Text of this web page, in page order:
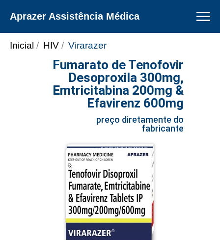
Aprazer Assistência Médica
Inicial / HIV / Virarazer
Fumarato de Tenofovir
Desoproxila 300mg,
Emtricitabina 200mg &
Efavirenz 600mg
preço
preço diretamente do
fabricante